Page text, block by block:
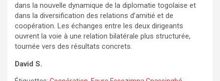
dans la nouvelle dynamique de la diplomatie togolaise et
dans la diversification des relations d’amitié et de
coopération. Les échanges entre les deux dirigeants
ouvrent la voie à une relation bilatérale plus structurée,
tournée vers des résultats concrets.
David S.